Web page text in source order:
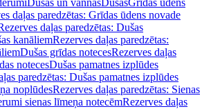
Dušas un vannasDušasGrīdas ūdens
daļas paredzētas: Grīdas ūdens novade
daļas paredzētas: Dušas
kanāliemRezerves daļas paredzētas:
Dušas grīdas notecesRezerves daļas
notecesDušas pamatnes izplūdes
paredzētas: Dušas pamatnes izplūdes
noplūdesRezerves daļas paredzētas: Sienas
sienas līmeņa notecēmRezerves daļas